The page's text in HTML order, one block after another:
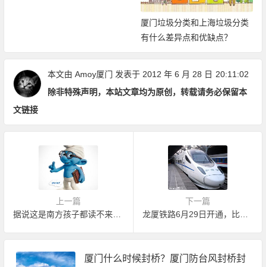
厦门垃圾分类和上海垃圾分类
有什么差异点和优缺点？
本文由 Amoy厦门 发表于 2012 年 6 月 28 日 20:11:02
除非特殊声明，本站文章均为原创，转载请务必保留本
文链接
上一篇
据说这是南方孩子都读不来的一段话
下一篇
厦门什么时候封桥？厦门防台风封桥封